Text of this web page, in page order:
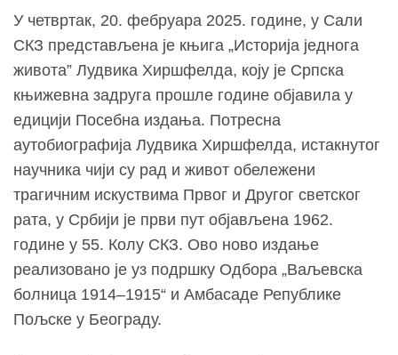
У четвртак, 20. фебруара 2025. године, у Сали
СКЗ представљена је књига „Историја једнога
живота” Лудвика Хиршфелда, коју је Српска
књижевна задруга прошле године објавила у
едицији Посебна издања. Потресна
аутобиографија Лудвика Хиршфелда, истакнутог
научника чији су рад и живот обележени
трагичним искуствима Првог и Другог светског
рата, у Србији је први пут објављена 1962.
године у 55. Колу СКЗ. Ово ново издање
реализовано је уз подршку Одбора „Ваљевска
болница 1914–1915“ и Амбасаде Републике
Пољске у Београду.